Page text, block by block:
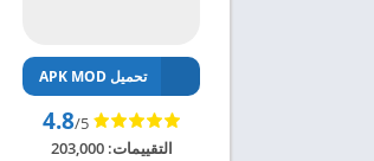
تحميل APK MOD
4.8/5
التقييمات:203,000